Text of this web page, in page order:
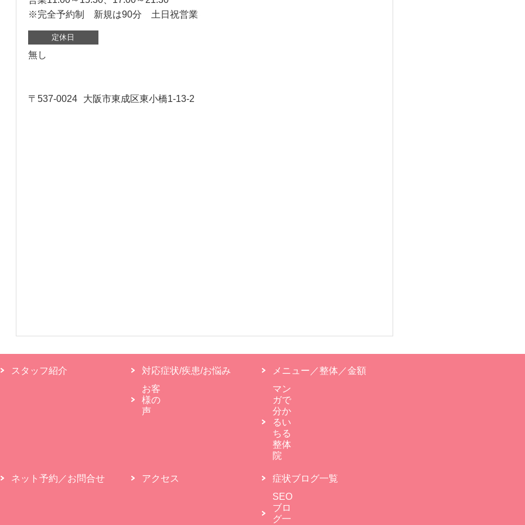
※完全予約制 新規は90分 土日祝営業
定休日
無し
〒537-0024 大阪市東成区東小橋1-13-2
スタッフ紹介
対応症状/疾患/お悩み
お客
様の
声
メニュー／整体／金額
マン
ガで
分か
るい
ちる
整体
院
ネット予約／お問合せ アクセス
症状ブログ一覧
SEO
ブロ
グ一